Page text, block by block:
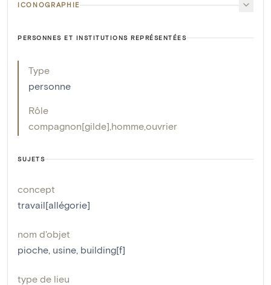
ICONOGRAPHIE
PERSONNES ET INSTITUTIONS REPRÉSENTÉES
Type
personne
Rôle
compagnon[gilde] hommeouvrier
SUJETS
concept
travail[allégorie]
nom d'objet
pioche, usine, building[f]
type de lieu